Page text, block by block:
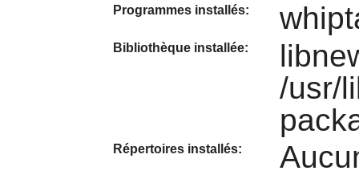
Programmes installés:
Bibliothèque installée:
/usr/
Répertoires installés: